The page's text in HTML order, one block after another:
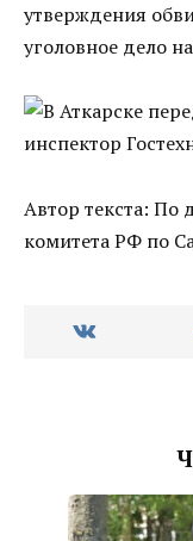
утверждения
уголовное дело
Автор текста: По
комитета РФ по